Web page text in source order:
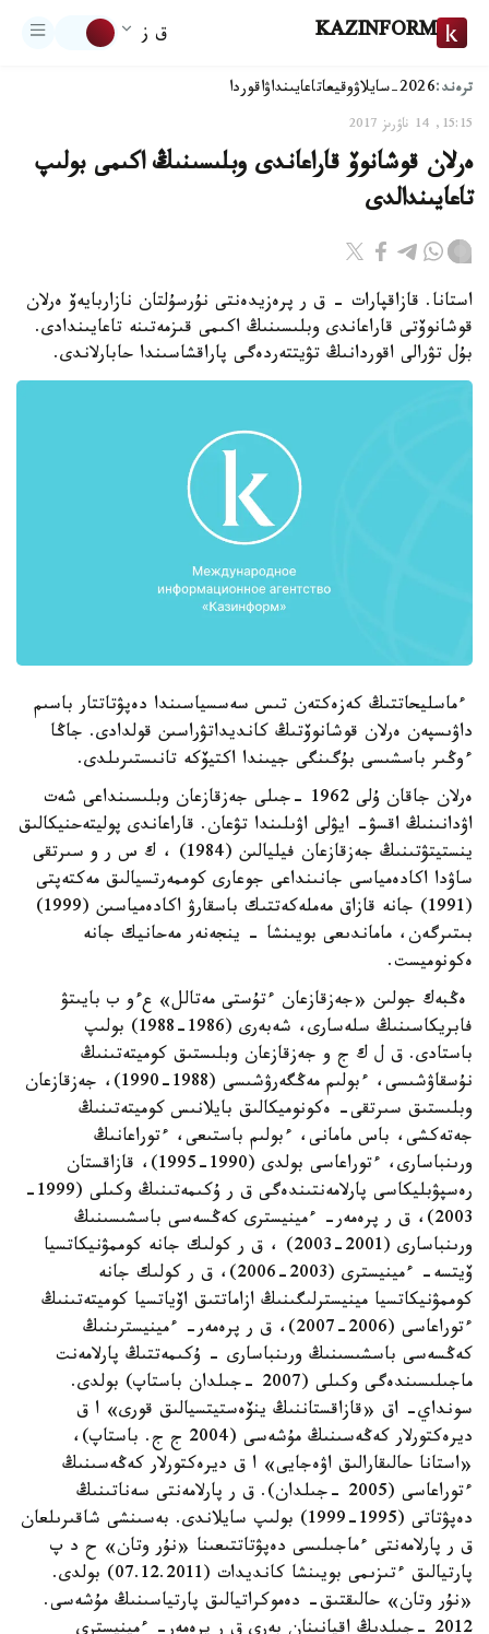
KAZINFORM ق ز
ترەند:2026-سايلاۋ وقيعاتاعايىنداۋاقوردا
15:15, 14 ناۋرىز 2017
ەرلان قوشانوۆ قاراعاندى وبلىسىنىڭ اكىمى بولىپ
تاعايىندالدى
استانا. قازاقپارات - ق ر پرەزيدەنتى نۇرسۇلتان نازاربايەۆ ەرلان
قوشانوۆتى قاراعاندى وبلىسىنىڭ اكىمى قىزمەتىنە تاعايىندادى.
بۇل تۋرالى اقوردانىڭ تۋيتتەردەگى پاراقشاسىندا حابارلاندى.
ءماسليحاتتىڭ كەزەكتەن تىس سەسسياسىندا دەپۋتاتتار باسىم
داۋىسپەن ەرلان قوشانوۆتىڭ كانديداتۋراسىن قولدادى. جاڭا
ءوڭىر باسشىسى بۇگىنگى جيىندا اكتيۆكە تانىستىرىلدى.
ەرلان جاقان ۇلى 1962 -جىلى جەزقازعان وبلىسىنداعى شەت
اۋدانىنىڭ اقسۋ- ايۋلى اۋىلىندا تۋعان. قاراعاندى پوليتەحنيكالىق
ينستيتۋتىنىڭ جەزقازعان فيليالىن (1984) ، ك س ر و سىرتقى
ساۋدا اكادەمياسى جانىنداعى جوعارى كوممەرتسيالىق مەكتەپتى
(1991) جانە قازاق مەملەكەتتىك باسقارۋ اكادەمياسىن (1999)
بىتىرگەن، ماماندىعى بويىنشا - ينجەنەر مەحانيك جانە
ەكونوميست.
ەڭبەك جولىن «جەزقازعان ءتۇستى مەتالل» عءو ب بايىتۋ
فابريكاسىنىڭ سلەسارى، شەبەرى (1986-1988) بولىپ
باستادى. ق ل ك ج و جەزقازعان وبلىستىق كوميتەتىنىڭ
نۇسقاۋشىسى، ءبولىم مەڭگەرۋشىسى (1988-1990)، جەزقازعان
وبلىستىق سىرتقى- ەكونوميكالىق بايلانىس كوميتەتىنىڭ
جەتەكشى، باس مامانى، ءبولىم باستىعى، ءتوراعانىڭ
ورىنباسارى، ءتوراعاسى بولدى (1990-1995)، قازاقستان
رەسپۋبليكاسى پارلامەنتىندەگى ق ر ۇكىمەتىنىڭ وكىلى (1999-
2003)، ق ر پرەمەر- ءمينيسترى كەڭسەسى باسشىسىنىڭ
ورىنباسارى (2001-2003) ، ق ر كولىك جانە كوممۋنيكاتسيا
ۆيتسە- ءمينيسترى (2003-2006)، ق ر كولىك جانە
كوممۋنيكاتسيا مينيسترلىگىنىڭ ازاماتتىق اۆياتسيا كوميتەتىنىڭ
ءتوراعاسى (2006-2007)، ق ر پرەمەر- ءمينيسترىنىڭ
كەڭسەسى باسشىسىنىڭ ورىنباسارى - ۇكىمەتتىڭ پارلامەنت
ماجىلىسىندەگى وكىلى (2007 -جىلدان باستاپ) بولدى.
سونداي- اق «قازاقستاننىڭ ينۆەستيتسيالىق قورى» ا ق
ديرەكتورلار كەڭەسىنىڭ مۇشەسى (2004 ج ج. باستاپ)،
«استانا حالىقارالىق اۋەجايى» ا ق ديرەكتورلار كەڭەسىنىڭ
ءتوراعاسى (2005 -جىلدان). ق ر پارلامەنتى سەناتىنىڭ
دەپۋتاتى (1995-1999) بولىپ سايلاندى. بەسىنشى شاقىرىلعان
ق ر پارلامەنتى ءماجىلىسى دەپۋتاتتىعىنا «نۇر وتان» ح د پ
پارتيالىق ءتىزىمى بويىنشا كانديدات (07.12.2011) بولدى.
«نۇر وتان» حالىقتىق- دەموكراتيالىق پارتياسىنىڭ مۇشەسى.